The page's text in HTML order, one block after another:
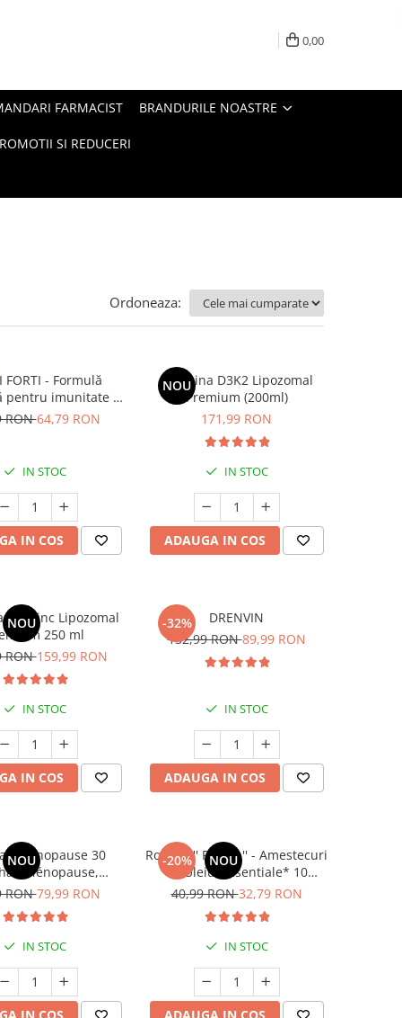
0,00
FARMACIST BRANDURILE NOASTRE
SI REDUCERI
Ordoneaza:
FORTI - Formulă
pentru imunitate și
copii > 3 ani
RON64,79 RON
IN STOC
IN COS
NOU
Vitamina D3K2 Lipozomal
Premium (200ml)
171,99 RON
IN STOC
ADAUGA IN COS
NOU
C + Zinc Lipozomal
250 ml
RON159,99 RON
IN STOC
IN COS
-32%
DRENVIN
132,99 RON89,99 RON
IN STOC
ADAUGA IN COS
NOU
Ménopause 30
Ménopause,
pentru
* 30 cps
RON79,99 RON
IN STOC
-20% NOU
Roll On '' RELAX '' - Amestecuri
de Uleiuri Esentiale* 10
ml(Stres,Griji,Depresii,Tensiune
40,99 RON32,79 RON
IN STOC